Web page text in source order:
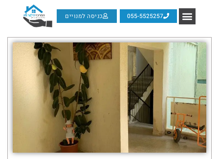
055-5525257 כניסה למנויים